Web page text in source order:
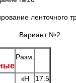
ленточного
Вариант №2.
Разм.
кН 17.5